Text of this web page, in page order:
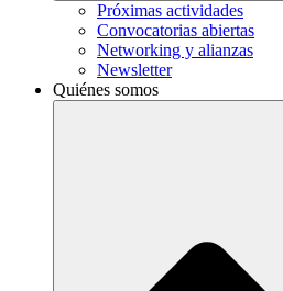
Próximas actividades
Convocatorias abiertas
Networking y alianzas
Newsletter
Quiénes somos